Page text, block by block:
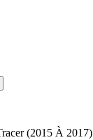
(2015 À 2017)